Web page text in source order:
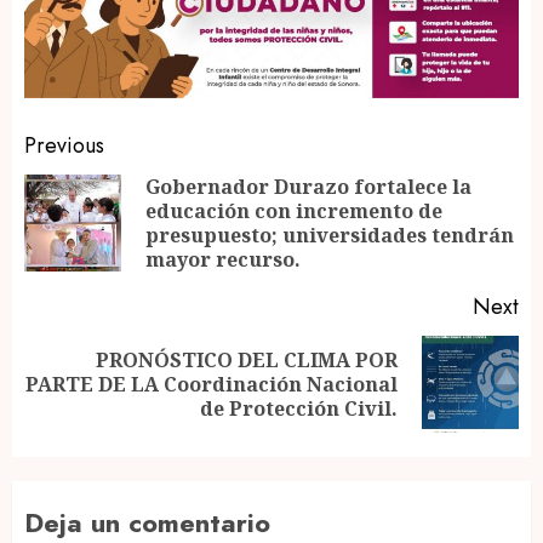
Post
navigation
Previous
Gobernador Durazo fortalece la
educación con incremento de
presupuesto; universidades tendrán
mayor recurso.
Next
Next
PRONÓSTICO DEL CLIMA POR
PARTE DE LA Coordinación Nacional
de Protección Civil.
Deja un comentario